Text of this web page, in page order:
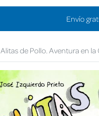
Envío
Alitas de Pollo. Aventura en la